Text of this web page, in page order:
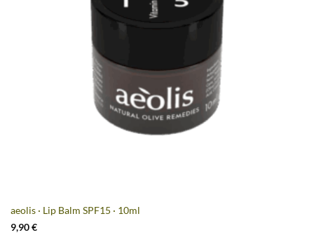
aeolis · Lip Balm SPF15 · 10ml
9,90€